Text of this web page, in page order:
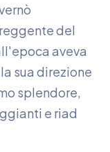
del
aveva
sua direzione
splendore,
e riad